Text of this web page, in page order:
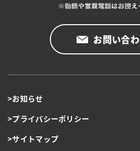
お問い合
>お知らせ
>プライバシーポリシー
>サイトマップ